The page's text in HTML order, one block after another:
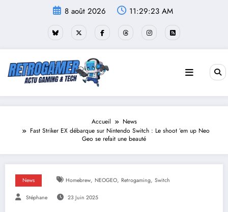
8 août 2026 11:29:24 AM
Accueil
News
Fast Striker EX débarque sur Nintendo Switch : Le shoot ’em up Neo
Geo se refait une beauté
News Homebrew, NEOGEO, Retrogaming, Switch
Stéphane 23 Juin 2025